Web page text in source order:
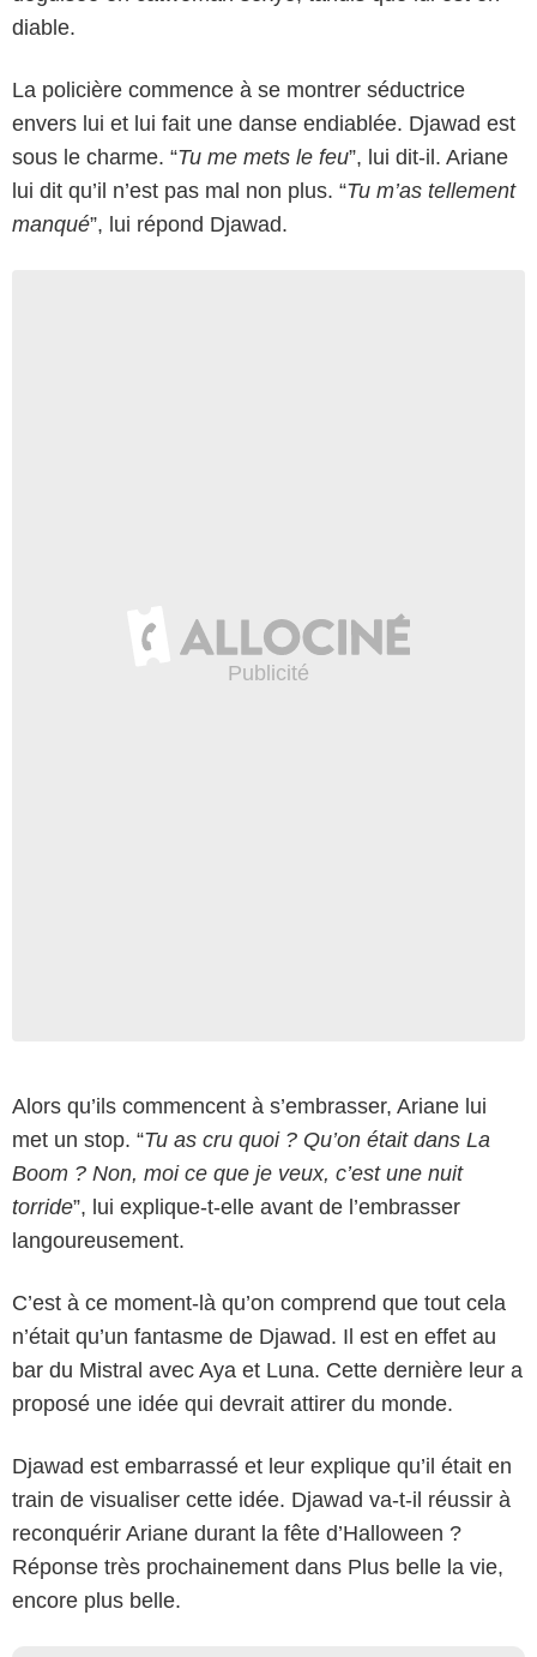
diable.
La policière commence à se montrer séductrice
envers lui et lui fait une danse endiablée. Djawad est
sous le charme. “Tu me mets le feu”, lui dit-il. Ariane
lui dit qu’il n’est pas mal non plus. “Tu m’as tellement
manqué”, lui répond Djawad.
Alors qu’ils commencent à s’embrasser, Ariane lui
met un stop. “Tu as cru quoi ? Qu’on était dans La
Boom ? Non, moi ce que je veux, c’est une nuit
torride”, lui explique-t-elle avant de l’embrasser
langoureusement.
C’est à ce moment-là qu’on comprend que tout cela
n’était qu’un fantasme de Djawad. Il est en effet au
bar du Mistral avec Aya et Luna. Cette dernière leur a
proposé une idée qui devrait attirer du monde.
Djawad est embarrassé et leur explique qu’il était en
train de visualiser cette idée. Djawad va-t-il réussir à
reconquérir Ariane durant la fête d’Halloween ?
Réponse très prochainement dans Plus belle la vie,
encore plus belle.